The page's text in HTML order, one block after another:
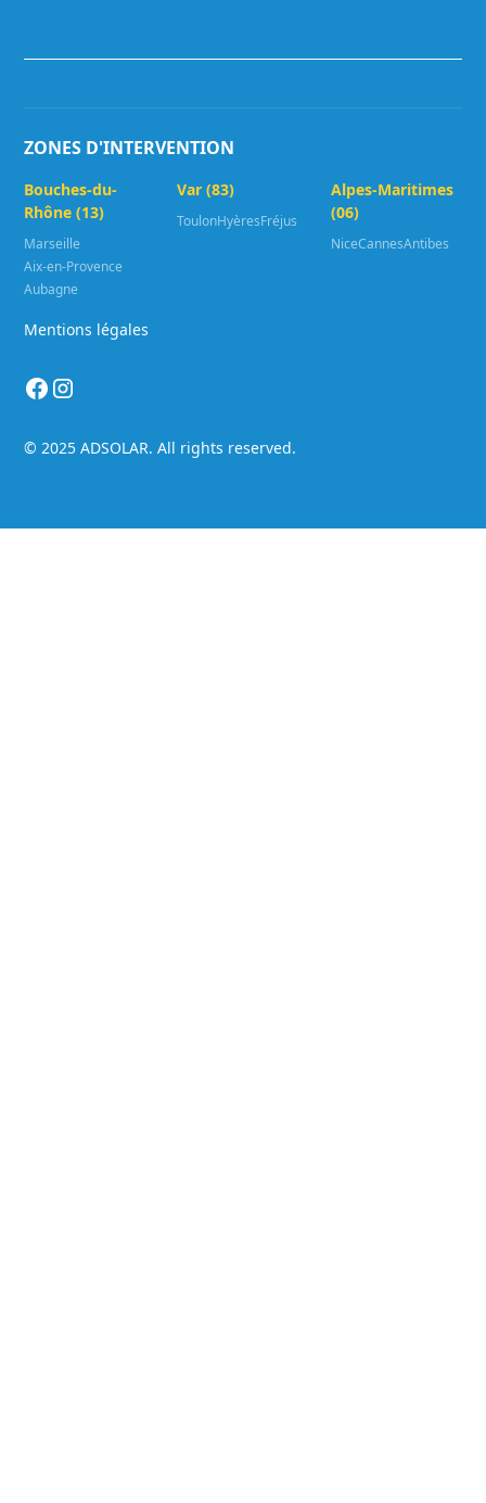
ZONES D'INTERVENTION
Bouches-du-
Rhône (13)
Marseille
Aix-en-Provence
Aubagne
Var (83)
ToulonHyèresFréjus
Alpes-Maritimes
(06)
NiceCannesAntibes
© 2025 ADSOLAR. All rights reserved.
Mentions légales